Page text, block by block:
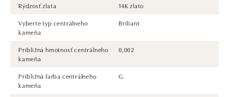
Rýdzosť zlata
14K zlato
Vyberte typ centrálneho
kameňa
Briliant
Približná hmotnosť centrálneho
kameňa
0,002
Približná farba centrálneho
kameňa
G